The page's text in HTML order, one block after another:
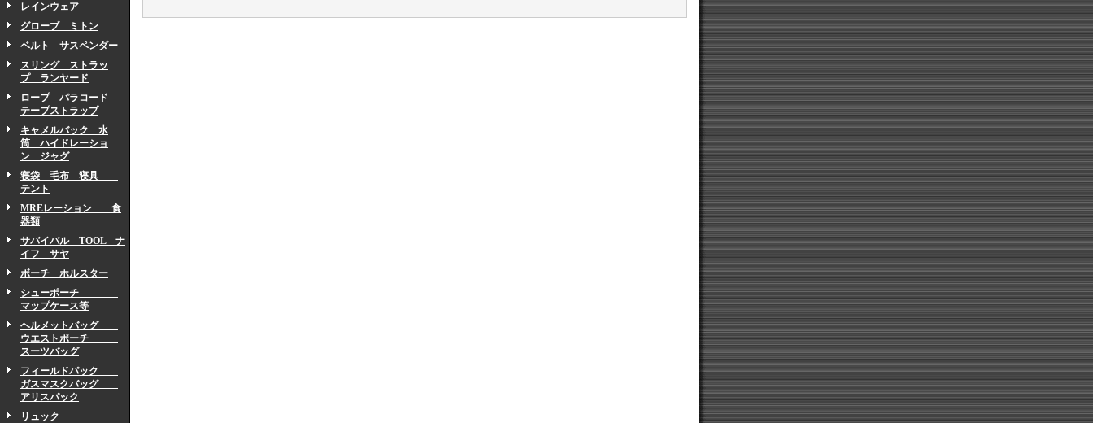
レインウェア
グローブ ミトン
ベルト サスペンダー
スリング ストラッ
プ ランヤード
ロープ パラコード
テープストラップ
キャメルバック 水
筒 ハイドレーショ
ン ジャグ
寝袋 毛布 寝具
テント
MREレーション 食
器類
サバイバル TOOL ナ
イフ サヤ
ボーチ ホルスター
シューポーチ
マップケース等
ヘルメットバッグ
ウエストポーチ
スーツバッグ
フィールドパック
ガスマスクバッグ
アリスパック
リュック